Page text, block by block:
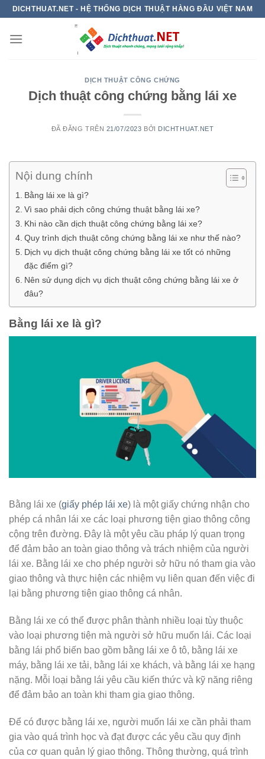
Chuyển
nội
DICHTHUAT.NET - HỆ THỐNG DỊCH THUẬT HÀNG ĐẦU VIỆT NAM
DỊCH THUẬT CÔNG CHỨNG
Dịch thuật công chứng bằng lái xe
ĐÃ ĐĂNG TRÊN 21/07/2023 BỞI DICHTHUAT.NET
Nội dung chính
Bằng lái xe là gì?
Vì sao phải dịch công chứng thuật bằng lái xe?
Khi nào cần dịch thuật công chứng bằng lái xe?
Quy trình dịch thuật công chứng bằng lái xe như thế nào?
Dịch vụ dịch thuật công chứng bằng lái xe tốt có những
đặc điểm gì?
Nên sử dụng dịch vụ dịch thuật công chứng bằng lái xe ở
đâu?
Bằng lái xe là gì?
Bằng lái xe (giấy phép lái xe) là một giấy chứng nhận cho
phép cá nhân lái xe các loại phương tiện giao thông công
cộng trên đường. Đây là một yêu cầu pháp lý quan trọng
để đảm bảo an toàn giao thông và trách nhiệm của người
lái xe. Bằng lái xe cho phép người sở hữu nó tham gia vào
giao thông và thực hiện các nhiệm vụ liên quan đến việc đi
lại bằng phương tiện giao thông cá nhân.
Bằng lái xe có thể được phân thành nhiều loại tùy thuộc
vào loại phương tiện mà người sở hữu muốn lái. Các loại
bằng lái phổ biến bao gồm bằng lái xe ô tô, bằng lái xe
máy, bằng lái xe tải, bằng lái xe khách, và bằng lái xe hạng
nặng. Mỗi loại bằng lái yêu cầu kiến thức và kỹ năng riêng
để đảm bảo an toàn khi tham gia giao thông.
Để có được bằng lái xe, người muốn lái xe cần phải tham
gia vào quá trình học và đạt được các yêu cầu quy định
của cơ quan quản lý giao thông. Thông thường, quá trình